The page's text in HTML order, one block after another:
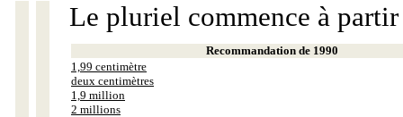
Le pluriel commence à
Recommandation de 1990
1,99 centimètre
deux centimètres
1,9 million
2 millions